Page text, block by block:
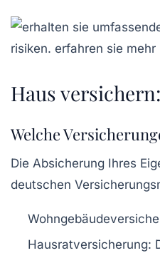
Haus
Welche
Die Absicherung Ihres
deutschen
Hausratversicherung: